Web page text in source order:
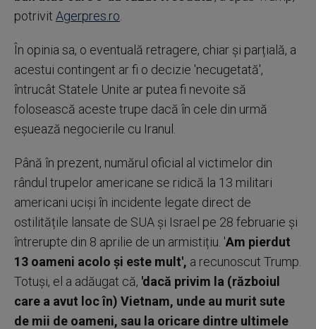
potrivit Agerpres.ro
În opinia sa, o eventuală retragere, chiar și parțială, a
acestui contingent ar fi o decizie 'necugetată',
întrucât Statele Unite ar putea fi nevoite să
folosească aceste trupe dacă în cele din urmă
eșuează negocierile cu Iranul.
Până în prezent, numărul oficial al victimelor din
rândul trupelor americane se ridică la 13 militari
americani uciși în incidente legate direct de
ostilitățile lansate de SUA și Israel pe 28 februarie și
întrerupte din 8 aprilie de un armistițiu. 'Am pierdut
13 oameni acolo și este mult', a recunoscut Trump.
Totuși, el a adăugat că, 'dacă privim la (războiul
care a avut loc în) Vietnam, unde au murit sute
de mii de oameni, sau la oricare dintre ultimele